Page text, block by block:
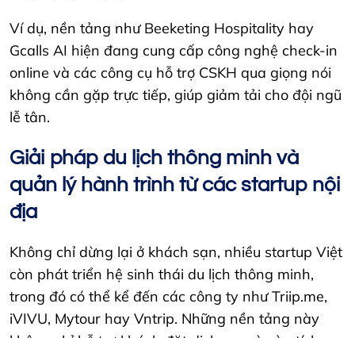
Ví dụ, nền tảng như Beeketing Hospitality hay
Gcalls AI hiện đang cung cấp công nghệ check-in
online và các công cụ hỗ trợ CSKH qua giọng nói
không cần gặp trực tiếp, giúp giảm tải cho đội ngũ
lễ tân.
Giải pháp du lịch thông minh và
quản lý hành trình từ các startup nội
địa
Không chỉ dừng lại ở khách sạn, nhiều startup Việt
còn phát triển hệ sinh thái du lịch thông minh,
trong đó có thể kể đến các công ty như Triip.me,
iVIVU, Mytour hay Vntrip. Những nền tảng này